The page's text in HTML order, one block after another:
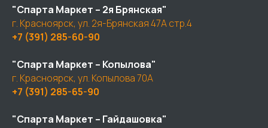
"Спарта Маркет – 2я Брянская"
г. Красноярск, ул. 2я-Брянская 47А стр.4
+7 (391) 285-60-90
"Спарта Маркет – Копылова"
г. Красноярск, ул. Копылова 70А
+7 (391) 285-65-90
"Спарта Маркет – Гайдашовка"